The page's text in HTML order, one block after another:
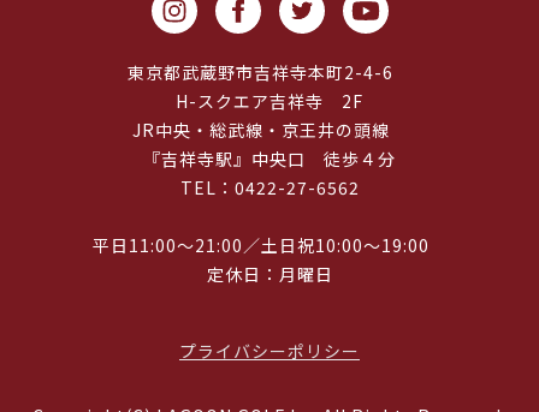
東京都武蔵野市吉祥寺本町2-4-6
H-スクエア吉祥寺 2F
JR中央・総武線・京王井の頭線
『吉祥寺駅』中央口 徒歩４分
TEL：0422-27-6562
平日11:00～21:00／土日祝10:00～19:00
定休日：月曜日
プライバシーポリシー